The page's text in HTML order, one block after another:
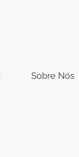
Sobre Nós